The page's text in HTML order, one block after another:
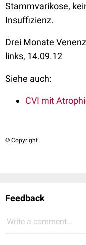
Stammvarikose,
Insuffizienz.
Drei Monate
links, 14.09.12
Siehe auch:
CVI mit
© Copyright
Feedback
Write a comment...